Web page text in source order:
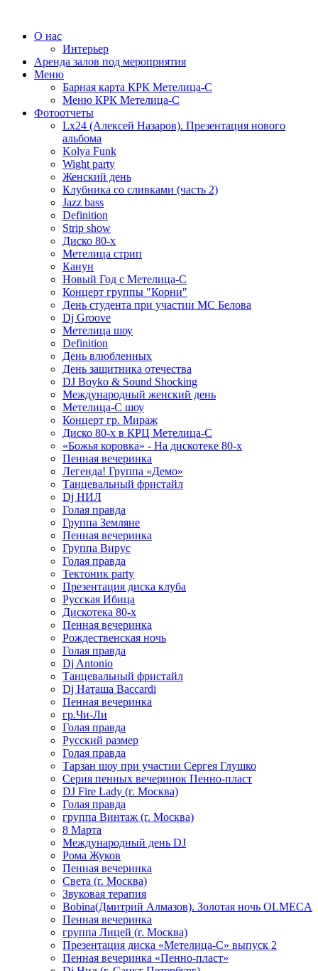
О нас
Интерьер
Аренда залов под мероприятия
Меню
Барная карта КРК Метелица-С
Меню КРК Метелица-С
Фотоотчеты
Lx24 (Алексей Назаров). Презентация нового
альбома
Kolya Funk
Wight party
Женский день
Клубника со сливками (часть 2)
Jazz bass
Definition
Strip show
Диско 80-х
Метелица стрип
Канун
Новый Год с Метелица-С
Концерт группы "Корни"
День студента при участии МС Белова
Dj Groove
Метелица шоу
Definition
День влюбленных
День защитника отечества
DJ Boyko & Sound Shocking
Международный женский день
Метелица-С шоу
Концерт гр. Мираж
Диско 80-х в КРЦ Метелица-С
«Божья коровка» - На дискотеке 80-х
Пенная вечеринка
Легенда! Группа «Демо»
Танцевальный фристайл
Dj НИЛ
Голая правда
Группа Земляне
Пенная вечеринка
Группа Вирус
Голая правда
Тектоник party
Презентация диска клуба
Русская Ибица
Дискотека 80-х
Пенная вечеринка
Рождественская ночь
Голая правда
Dj Antonio
Танцевальный фристайл
Dj Наташа Baccardi
Пенная вечеринка
гр.Чи-Ли
Голая правда
Русский размер
Голая правда
Тарзан шоу при участии Сергея Глушко
Серия пенных вечеринок Пенно-пласт
DJ Fire Lady (г. Москва)
Голая правда
группа Винтаж (г. Москва)
8 Марта
Международный день DJ
Рома Жуков
Пенная вечеринка
Света (г. Москва)
Звуковая терапия
Bobina(Дмитрий Алмазов). Золотая ночь OLMECA
Пенная вечеринка
группа Лицей (г. Москва)
Презентация диска «Метелица-С» выпуск 2
Пенная вечеринка «Пенно-пласт»